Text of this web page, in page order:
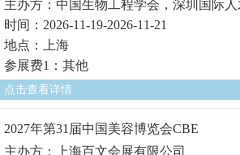
主办方：中国生物工程学会，深圳国际
时间：2026-11-19-2026-11-21
地点：上海
参展费1：其他
点击查看详情
2027年第31届中国美容博览会CBE
主办方：上海百文会展有限公司